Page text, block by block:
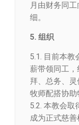
月由财务同
细。
5. 组织
5.1. 目前本教
薪带领同工
拜、总务、
牧师配搭协助
5.2. 本教会取
成为正式慈